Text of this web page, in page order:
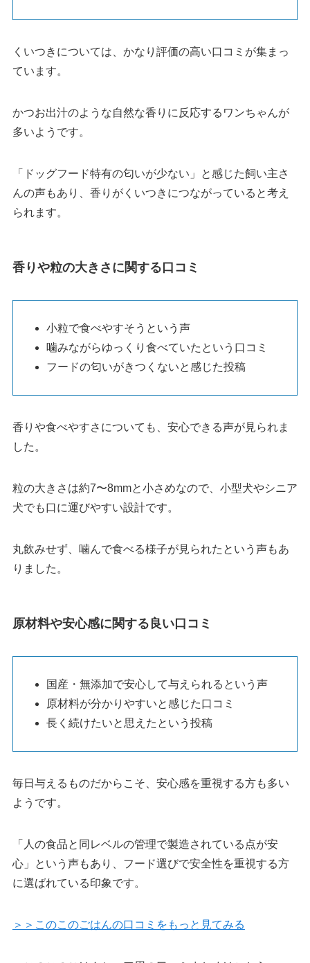
くいつきについては、かなり評価の高い口コミが集まっ
ています。
かつお出汁のような自然な香りに反応するワンちゃんが
多いようです。
「ドッグフード特有の匂いが少ない」と感じた飼い主さ
んの声もあり、香りがくいつきにつながっていると考え
られます。
香りや粒の大きさに関する口コミ
小粒で食べやすそうという声
噛みながらゆっくり食べていたという口コミ
フードの匂いがきつくないと感じた投稿
香りや食べやすさについても、安心できる声が見られま
した。
粒の大きさは約7〜8mmと小さめなので、小型犬やシニア
犬でも口に運びやすい設計です。
丸飲みせず、噛んで食べる様子が見られたという声もあ
りました。
原材料や安心感に関する良い口コミ
国産・無添加で安心して与えられるという声
原材料が分かりやすいと感じた口コミ
長く続けたいと思えたという投稿
毎日与えるものだからこそ、安心感を重視する方も多い
ようです。
「人の食品と同レベルの管理で製造されている点が安
心」という声もあり、フード選びで安全性を重視する方
に選ばれている印象です。
＞＞このこのごはんの口コミをもっと見てみる